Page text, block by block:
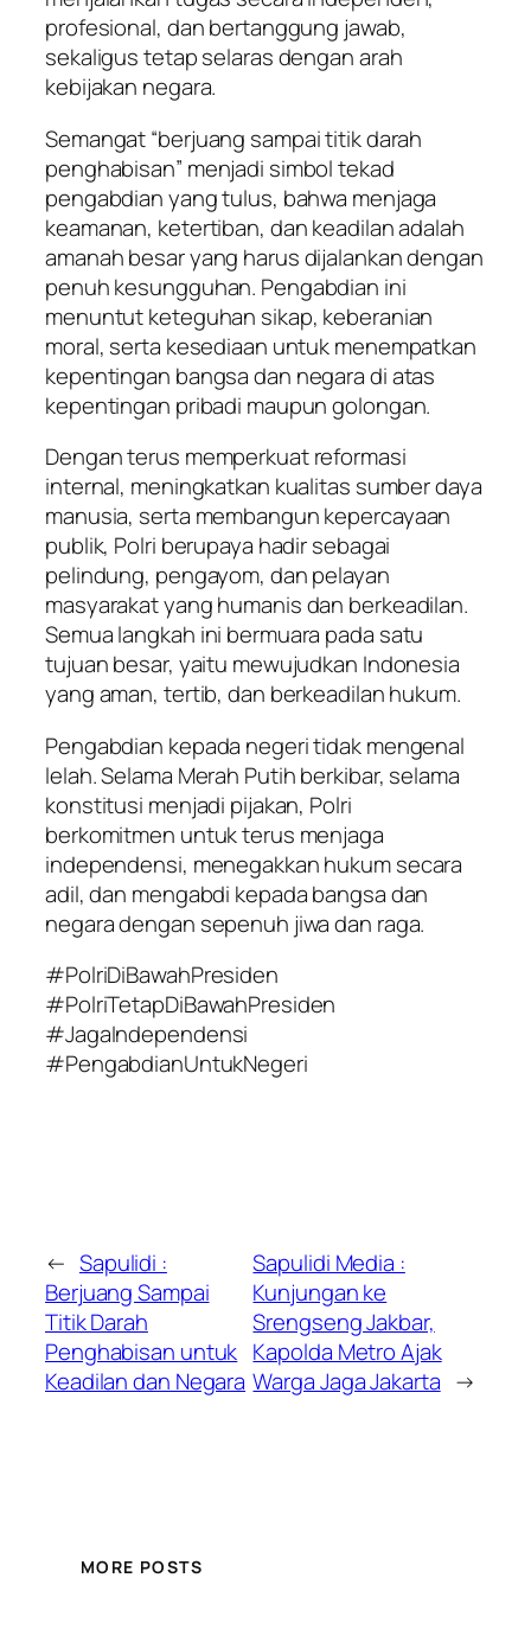
profesional, dan bertanggung jawab,
sekaligus tetap selaras dengan arah
kebijakan negara.
Semangat “berjuang sampai titik darah
penghabisan” menjadi simbol tekad
pengabdian yang tulus, bahwa menjaga
keamanan, ketertiban, dan keadilan adalah
amanah besar yang harus dijalankan dengan
penuh kesungguhan. Pengabdian ini
menuntut keteguhan sikap, keberanian
moral, serta kesediaan untuk menempatkan
kepentingan bangsa dan negara di atas
kepentingan pribadi maupun golongan.
Dengan terus memperkuat reformasi
internal, meningkatkan kualitas sumber daya
manusia, serta membangun kepercayaan
publik, Polri berupaya hadir sebagai
pelindung, pengayom, dan pelayan
masyarakat yang humanis dan berkeadilan.
Semua langkah ini bermuara pada satu
tujuan besar, yaitu mewujudkan Indonesia
yang aman, tertib, dan berkeadilan hukum.
Pengabdian kepada negeri tidak mengenal
lelah. Selama Merah Putih berkibar, selama
konstitusi menjadi pijakan, Polri
berkomitmen untuk terus menjaga
independensi, menegakkan hukum secara
adil, dan mengabdi kepada bangsa dan
negara dengan sepenuh jiwa dan raga.
#PolriDiBawahPresiden
#PolriTetapDiBawahPresiden
#JagaIndependensi
#PengabdianUntukNegeri
← Sapulidi :
Berjuang Sampai
Titik Darah
Penghabisan untuk
Keadilan dan Negara
Sapulidi Media :
Kunjungan ke
Srengseng Jakbar,
Kapolda Metro Ajak
Warga Jaga Jakarta →
MORE POSTS